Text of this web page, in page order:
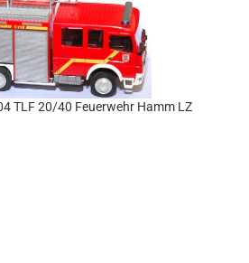
TLF 20/40 Feu­er­wehr Hamm LZ